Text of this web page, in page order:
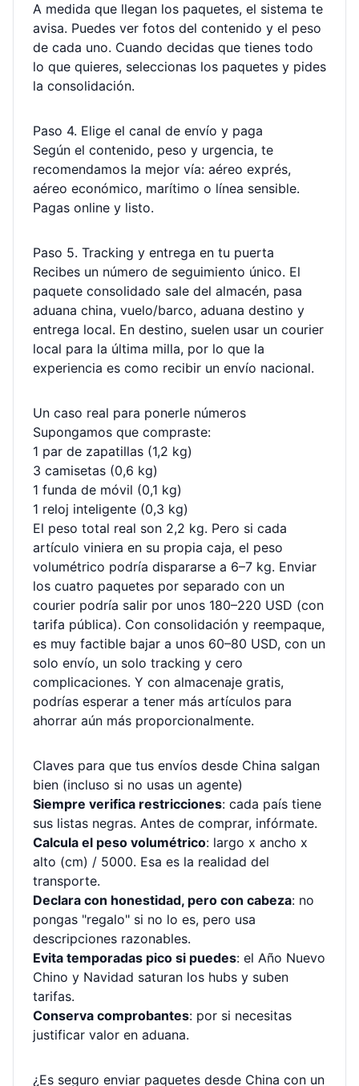
A medida que llegan los paquetes, el sistema te
avisa. Puedes ver fotos del contenido y el peso
de cada uno. Cuando decidas que tienes todo
lo que quieres, seleccionas los paquetes y pides
la consolidación.
Paso 4. Elige el canal de envío y paga
Según el contenido, peso y urgencia, te
recomendamos la mejor vía: aéreo exprés,
aéreo económico, marítimo o línea sensible.
Pagas online y listo.
Paso 5. Tracking y entrega en tu puerta
Recibes un número de seguimiento único. El
paquete consolidado sale del almacén, pasa
aduana china, vuelo/barco, aduana destino y
entrega local. En destino, suelen usar un courier
local para la última milla, por lo que la
experiencia es como recibir un envío nacional.
Un caso real para ponerle números
Supongamos que compraste:
1 par de zapatillas (1,2 kg)
3 camisetas (0,6 kg)
1 funda de móvil (0,1 kg)
1 reloj inteligente (0,3 kg)
El peso total real son 2,2 kg. Pero si cada
artículo viniera en su propia caja, el peso
volumétrico podría dispararse a 6–7 kg. Enviar
los cuatro paquetes por separado con un
courier podría salir por unos 180–220 USD (con
tarifa pública). Con consolidación y reempaque,
es muy factible bajar a unos 60–80 USD, con un
solo envío, un solo tracking y cero
complicaciones. Y con almacenaje gratis,
podrías esperar a tener más artículos para
ahorrar aún más proporcionalmente.
Claves para que tus envíos desde China salgan
bien (incluso si no usas un agente)
Siempre verifica restricciones: cada país tiene
sus listas negras. Antes de comprar, infórmate.
Calcula el peso volumétrico: largo x ancho x
alto (cm) / 5000. Esa es la realidad del
transporte.
Declara con honestidad, pero con cabeza: no
pongas "regalo" si no lo es, pero usa
descripciones razonables.
Evita temporadas pico si puedes: el Año Nuevo
Chino y Navidad saturan los hubs y suben
tarifas.
Conserva comprobantes: por si necesitas
justificar valor en aduana.
¿Es seguro enviar paquetes desde China con un